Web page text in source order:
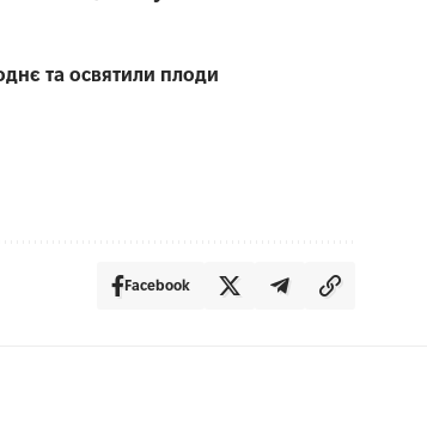
та освятили плоди
Facebook